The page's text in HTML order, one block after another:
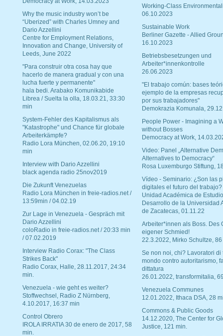
Why the music industry won’t be
“Uberized” with Charles Umney and
Dario Azzellini
Centre for Employment Relations,
Innovation and Change, University of
Leeds, June 2022
"Para construir otra cosa hay que
hacerlo de manera gradual y con una
lucha fuerte y permanente"
hala bedi. Arabako Komunikabide
Librea / Suelta la olla, 18.03.21, 33:30
min
System-Fehler des Kapitalismus als
"Katastrophe" und Chance für globale
Arbeiterkämpfe?
Radio Lora München, 02.06.20, 19:10
min
Interview with Dario Azzellini
black agenda radio 25nov2019
Die Zukunft Venezuelas
Radio Lora München in freie-radios.net /
13:59min / 04.02.19
Zur Lage in Venezuela - Gespräch mit
Dario Azzellini
coloRadio in freie-radios.net / 20:33 min
/ 07.02.2019
Interview Radio Corax: "The Class
Strikes Back"
Radio Corax, Halle, 28.11.2017, 24:34
min.
Venezuela - wie geht es weiter?
Stoffwechsel, Radio Z Nürnberg,
4.10.2017, 16:37 min
Control Obrero
IROLA IRRATIA 30 de enero de 2017, 58
min.
Working-Class
06.10.2023
Sustainable Work
Berliner Gazette - Allied
16.10.2023
Betriebsbesetzungen und
Arbeiter*innenkontrolle
26.06.2023
"El trabajo común: bases
ejemplo de la empresas
por sus trabajadores"
Demokrazia Komunala,
People Power - Imagining a
without Bosses
Democracy at Work,
Video: Panel „Alternative
Alternatives to Democracy“
Rosa Luxemburgo Stiftung,
Vídeo - Seminario: ¿Son las
digitales el futuro del trabajo?
Unidad Académica de
Desarrollo de la Universidad
de Zacatecas, 01.11.22
Arbeiter*innen als Boss. Des
eigener Schmied!
22.3.2022, Mirko Schultze, 86
Se non noi, chi? Lavoratori di
mondo contro autoritarismo,
dittatura
26.01.2022, transformitalia,
Venezuela Communes
12.01.2022, Ithaca DSA, 28
Commons & Public Goods
14.12.2020, The Center for
Justice, 121 min.